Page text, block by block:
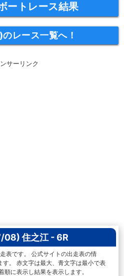
ートレース結果
レース一覧へ！
サーリンク
08) 住之江 - 6R
表です。 公式サイトの出走表の情
。 赤文字は最大、青文字は最小で表
に表示し結果を表示します。